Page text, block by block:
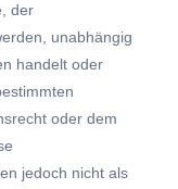
der
unabhängig
handelt oder
oder dem
jedoch nicht als